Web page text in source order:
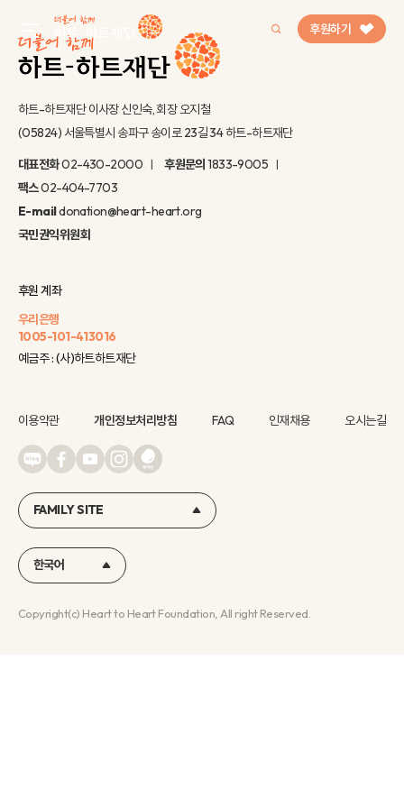
gnb menu open 후원하기
인기 키워드
#정기후원#하트플레이스
하트-하트재단 이사장 신인숙, 회장 오지철
(05824) 서울특별시 송파구 송이로 23길 34 하트-하트재단
대표전화02-430-2000 후원문의1833-9005
팩스02-404-7703
E-maildonation@heart-heart.org
국민권익위원회
후원 계좌
우리은행
1005-101-413016
예금주 : (사)하트하트재단
Copyright(c) Heart to Heart Foundation, All right Reserved.
이용약관 개인정보처리방침 FAQ 인재채용 오시는길
FAMILY SITE
한국어